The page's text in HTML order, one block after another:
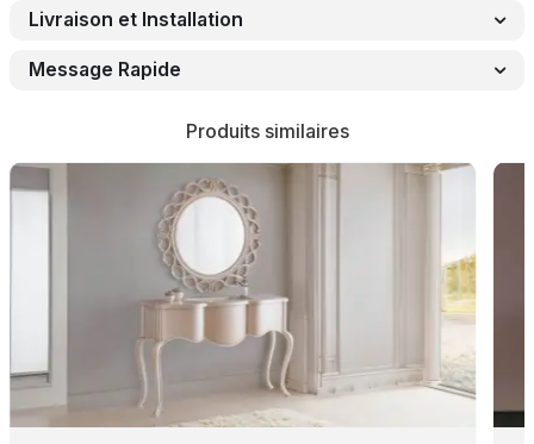
Livraison et Installation
Message Rapide
Produits similaires